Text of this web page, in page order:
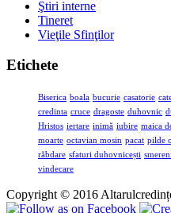
Ştiri interne
Tineret
Vieţile Sfinţilor
Etichete
Biserica boala bucurie casatorie
credinta cruce dragoste duhovnic
Hristos iertare inimă iubire maica
moarte octavian mosin pacat pilde
răbdare sfaturi duhovnicești
vindecare
Copyright © 2016